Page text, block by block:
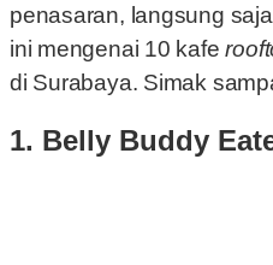
penasaran, langsung
ini mengenai 10 kafe
di Surabaya. Simak
1. Belly Buddy